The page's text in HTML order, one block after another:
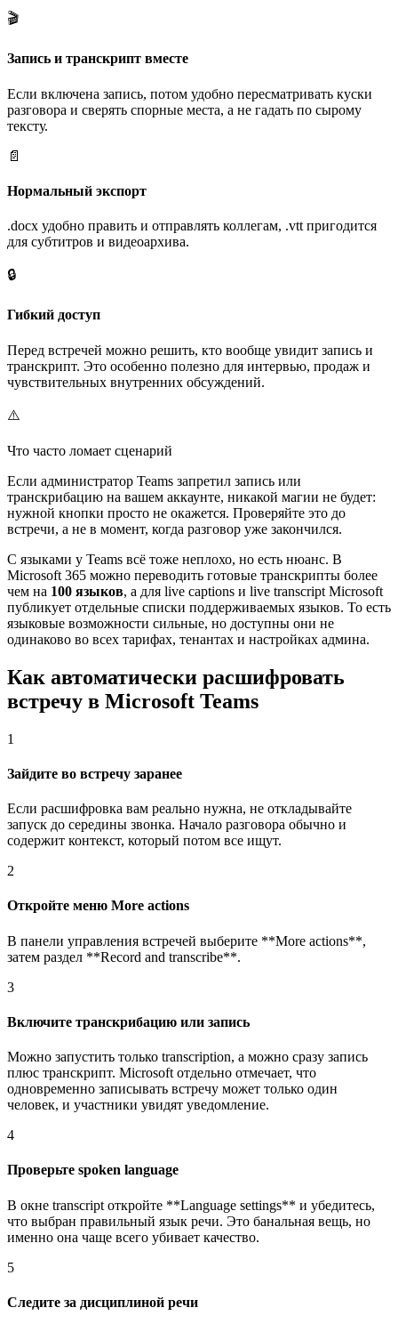
🎬
Запись и транскрипт вместе
Если включена запись, потом удобно пересматривать куски
разговора и сверять спорные места, а не гадать по сырому
тексту.
📄
Нормальный экспорт
.docx удобно править и отправлять коллегам, .vtt пригодится
для субтитров и видеоархива.
🔒
Гибкий доступ
Перед встречей можно решить, кто вообще увидит запись и
транскрипт. Это особенно полезно для интервью, продаж и
чувствительных внутренних обсуждений.
⚠️
Что часто ломает сценарий
Если администратор Teams запретил запись или
транскрибацию на вашем аккаунте, никакой магии не будет:
нужной кнопки просто не окажется. Проверяйте это до
встречи, а не в момент, когда разговор уже закончился.
С языками у Teams всё тоже неплохо, но есть нюанс. В
Microsoft 365 можно переводить готовые транскрипты более
чем на 100 языков, а для live captions и live transcript Microsoft
публикует отдельные списки поддерживаемых языков. То есть
языковые возможности сильные, но доступны они не
одинаково во всех тарифах, тенантах и настройках админа.
Как автоматически расшифровать
встречу в Microsoft Teams
1
Зайдите во встречу заранее
Если расшифровка вам реально нужна, не откладывайте
запуск до середины звонка. Начало разговора обычно и
содержит контекст, который потом все ищут.
2
Откройте меню More actions
В панели управления встречей выберите **More actions**,
затем раздел **Record and transcribe**.
3
Включите транскрибацию или запись
Можно запустить только transcription, а можно сразу запись
плюс транскрипт. Microsoft отдельно отмечает, что
одновременно записывать встречу может только один
человек, и участники увидят уведомление.
4
Проверьте spoken language
В окне transcript откройте **Language settings** и убедитесь,
что выбран правильный язык речи. Это банальная вещь, но
именно она чаще всего убивает качество.
5
Следите за дисциплиной речи